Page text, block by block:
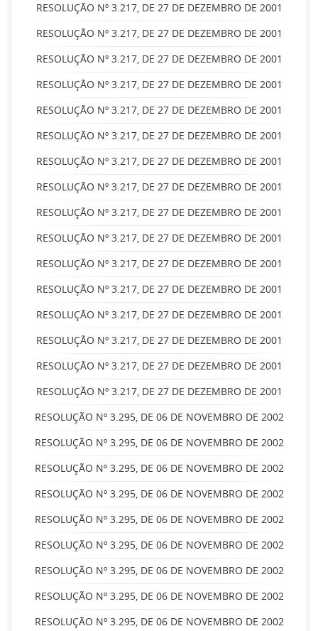
RESOLUÇÃO Nº 3.217, DE 27 DE DEZEMBRO DE 2001
RESOLUÇÃO Nº 3.217, DE 27 DE DEZEMBRO DE 2001
RESOLUÇÃO Nº 3.217, DE 27 DE DEZEMBRO DE 2001
RESOLUÇÃO Nº 3.217, DE 27 DE DEZEMBRO DE 2001
RESOLUÇÃO Nº 3.217, DE 27 DE DEZEMBRO DE 2001
RESOLUÇÃO Nº 3.217, DE 27 DE DEZEMBRO DE 2001
RESOLUÇÃO Nº 3.217, DE 27 DE DEZEMBRO DE 2001
RESOLUÇÃO Nº 3.217, DE 27 DE DEZEMBRO DE 2001
RESOLUÇÃO Nº 3.217, DE 27 DE DEZEMBRO DE 2001
RESOLUÇÃO Nº 3.217, DE 27 DE DEZEMBRO DE 2001
RESOLUÇÃO Nº 3.217, DE 27 DE DEZEMBRO DE 2001
RESOLUÇÃO Nº 3.217, DE 27 DE DEZEMBRO DE 2001
RESOLUÇÃO Nº 3.217, DE 27 DE DEZEMBRO DE 2001
RESOLUÇÃO Nº 3.217, DE 27 DE DEZEMBRO DE 2001
RESOLUÇÃO Nº 3.217, DE 27 DE DEZEMBRO DE 2001
RESOLUÇÃO Nº 3.217, DE 27 DE DEZEMBRO DE 2001
RESOLUÇÃO Nº 3.295, DE 06 DE NOVEMBRO DE 2002
RESOLUÇÃO Nº 3.295, DE 06 DE NOVEMBRO DE 2002
RESOLUÇÃO Nº 3.295, DE 06 DE NOVEMBRO DE 2002
RESOLUÇÃO Nº 3.295, DE 06 DE NOVEMBRO DE 2002
RESOLUÇÃO Nº 3.295, DE 06 DE NOVEMBRO DE 2002
RESOLUÇÃO Nº 3.295, DE 06 DE NOVEMBRO DE 2002
RESOLUÇÃO Nº 3.295, DE 06 DE NOVEMBRO DE 2002
RESOLUÇÃO Nº 3.295, DE 06 DE NOVEMBRO DE 2002
RESOLUÇÃO Nº 3.295, DE 06 DE NOVEMBRO DE 2002